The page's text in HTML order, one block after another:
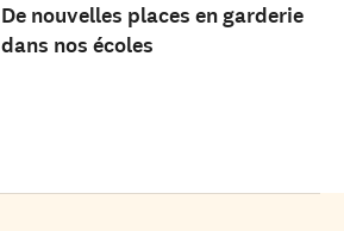
De nouvelles places en garderie
dans nos écoles